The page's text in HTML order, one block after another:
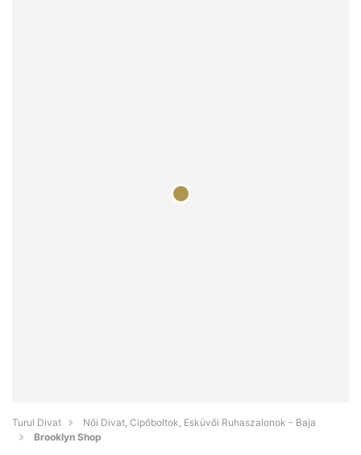
Turul Divat
Női Divat, Cipőboltok, Esküvői Ruhaszalonok - Baja
Brooklyn Shop